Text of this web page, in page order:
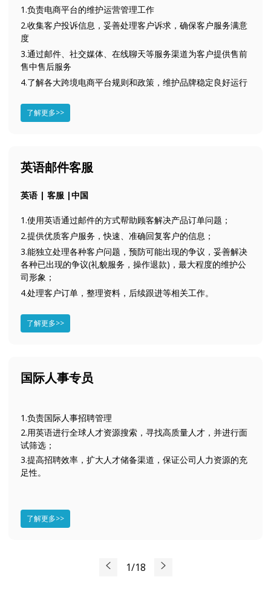
1.负责电商平台的维护运营管理工作
2.收集客户投诉信息，妥善处理客户诉求，确保客户服务满意
度
3.通过邮件、社交媒体、在线聊天等服务渠道为客户提供售前
售中售后服务
4.了解各大跨境电商平台规则和政策，维护品牌稳定良好运行
了解更多>>
英语邮件客服
英语 | 客服 |中国
1.使用英语通过邮件的方式帮助顾客解决产品订单问题；
2.提供优质客户服务，快速、准确回复客户的信息；
3.能独立处理各种客户问题，预防可能出现的争议，妥善解决
各种已出现的争议(礼貌服务，操作退款)，最大程度的维护公
司形象；
4.处理客户订单，整理资料，后续跟进等相关工作。
了解更多>>
国际人事专员
1.负责国际人事招聘管理
2.用英语进行全球人才资源搜索，寻找高质量人才，并进行面
试筛选；
3.提高招聘效率，扩大人才储备渠道，保证公司人力资源的充
足性。
了解更多>>
1/18